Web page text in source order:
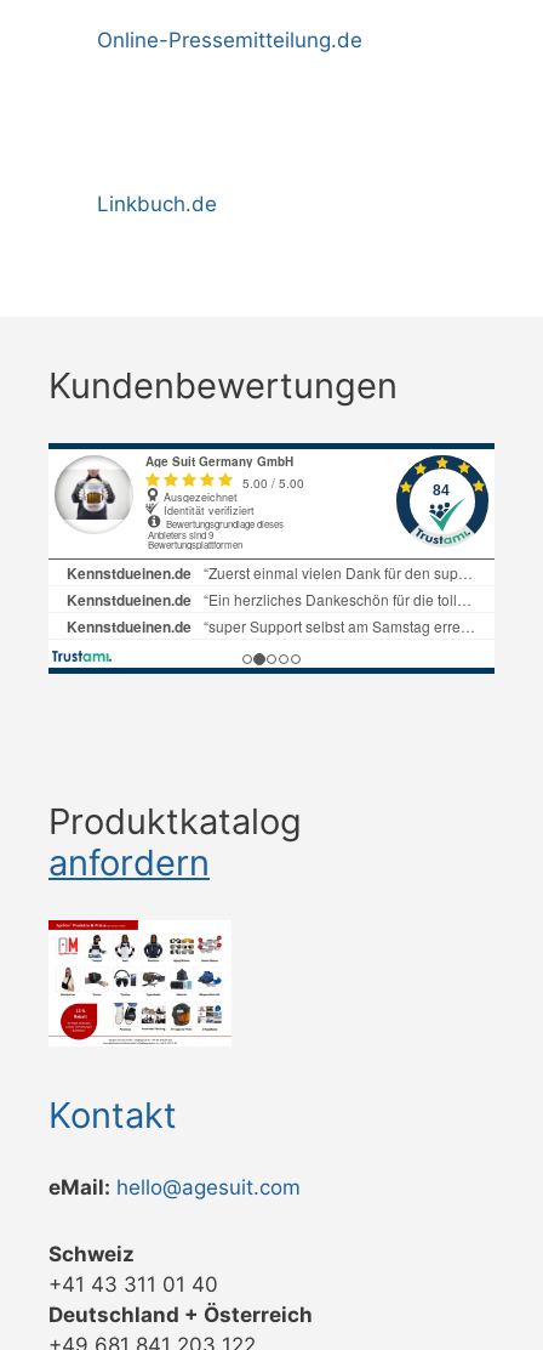
Online-Pressemitteilung.de
Linkbuch.de
Kundenbewertungen
Produktkatalog
anfordern
Kontakt
eMail: hello@agesuit.com
Schweiz
+41 43 311 01 40
Deutschland + Österreich